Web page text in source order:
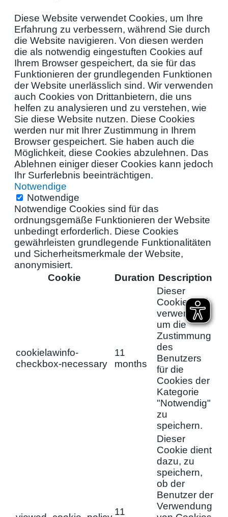
Diese Website verwendet Cookies, um Ihre
Erfahrung zu verbessern, während Sie durch
die Website navigieren. Von diesen werden
die als notwendig eingestuften Cookies auf
Ihrem Browser gespeichert, da sie für das
Funktionieren der grundlegenden Funktionen
der Website unerlässlich sind. Wir verwenden
auch Cookies von Drittanbietern, die uns
helfen zu analysieren und zu verstehen, wie
Sie diese Website nutzen. Diese Cookies
werden nur mit Ihrer Zustimmung in Ihrem
Browser gespeichert. Sie haben auch die
Möglichkeit, diese Cookies abzulehnen. Das
Ablehnen einiger dieser Cookies kann jedoch
Ihr Surferlebnis beeinträchtigen.
Notwendige
Notwendige
Notwendige Cookies sind für das
ordnungsgemäße Funktionieren der Website
unbedingt erforderlich. Diese Cookies
gewährleisten grundlegende Funktionalitäten
und Sicherheitsmerkmale der Website,
anonymisiert.
Cookie
Duration Description
cookielawinfo-
checkbox-necessary
11
months
Dieser
Cookie wird
verwendet,
um die
Zustimmung
des
Benutzers
für die
Cookies der
Kategorie
"Notwendig"
zu
speichern.
11
Dieser
Cookie dient
dazu, zu
speichern,
ob der
Benutzer der
Verwendung